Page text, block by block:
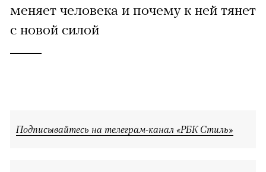
меняет человека и почему к ней тянет
с новой силой
Подписывайтесь на телеграм-канал «РБК Стиль»